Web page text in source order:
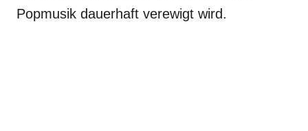
Popmusik dauerhaft verewigt wird.